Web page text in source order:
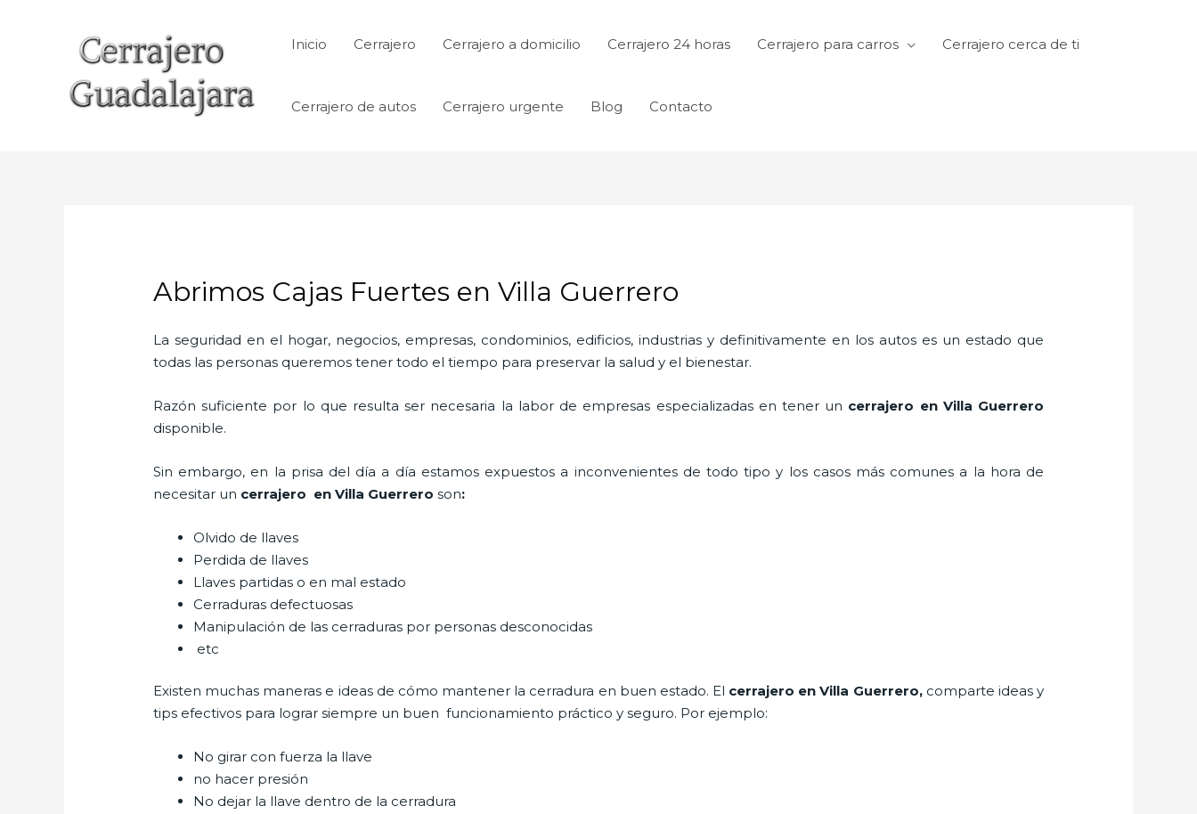
Inicio Cerrajero Cerrajero a domicilio Cerrajero 24 horas Cerrajero para carros Cerrajero cerca de ti
Cerrajero de autos Cerrajero urgente Blog Contacto
Abrimos Cajas Fuertes en Villa Guerrero
La seguridad en el hogar, negocios, empresas, condominios, edificios, industrias y definitivamente en los autos es un estado que
todas las personas queremos tener todo el tiempo para preservar la salud y el bienestar.
Razón suficiente por lo que resulta ser necesaria la labor de empresas especializadas en tener un cerrajero en Villa Guerrero
disponible.
Sin embargo, en la prisa del día a día estamos expuestos a inconvenientes de todo tipo y los casos más comunes a la hora de
necesitar un cerrajero en Villa Guerrero son:
Olvido de llaves
Perdida de llaves
Llaves partidas o en mal estado
Cerraduras defectuosas
Manipulación de las cerraduras por personas desconocidas
etc
Existen muchas maneras e ideas de cómo mantener la cerradura en buen estado. El cerrajero en Villa Guerrero, comparte ideas y
tips efectivos para lograr siempre un buen funcionamiento práctico y seguro. Por ejemplo:
No girar con fuerza la llave
no hacer presión
No dejar la llave dentro de la cerradura